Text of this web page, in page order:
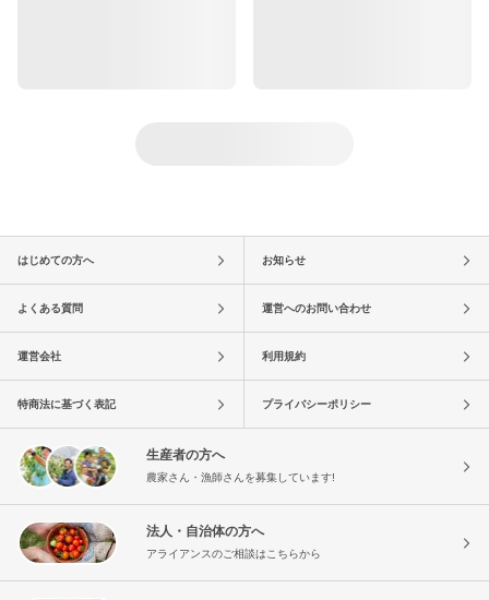
はじめての方へ お知らせ
よくある質問 運営へのお問い合わせ
運営会社 利用規約
特商法に基づく表記 プライバシーポリシー
生産者の方へ
農家さん・漁師さんを募集しています!
法人・自治体の方へ
アライアンスのご相談はこちらから